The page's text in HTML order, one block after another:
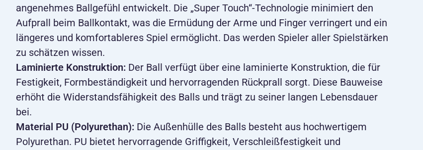
angenehmes Ballgefühl entwickelt. Die „Super Touch“-Technologie minimiert den
Aufprall beim Ballkontakt, was die Ermüdung der Arme und Finger verringert und ein
längeres und komfortableres Spiel ermöglicht. Das werden Spieler aller Spielstärken
zu schätzen wissen.
Laminierte Konstruktion: Der Ball verfügt über eine laminierte Konstruktion, die für
Festigkeit, Formbeständigkeit und hervorragenden Rückprall sorgt. Diese Bauweise
erhöht die Widerstandsfähigkeit des Balls und trägt zu seiner langen Lebensdauer
bei.
Material PU (Polyurethan): Die Außenhülle des Balls besteht aus hochwertigem
Polyurethan. PU bietet hervorragende Griffigkeit, Verschleißfestigkeit und